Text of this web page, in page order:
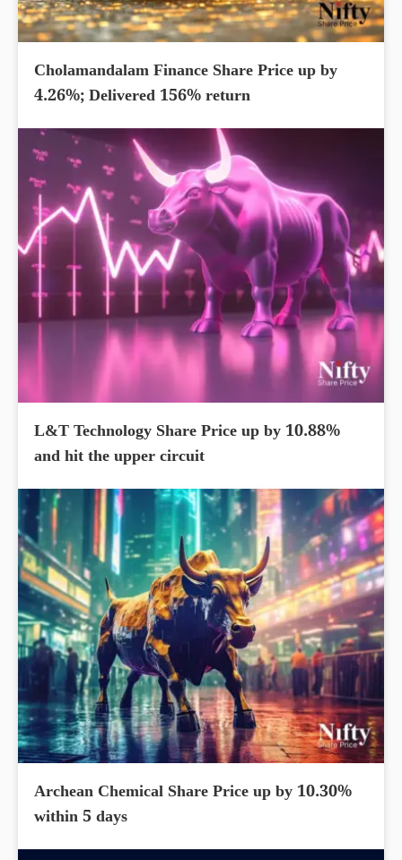
Cholamandalam Finance Share Price up by
4.26%; Delivered 156% return
L&T Technology Share Price up by 10.88%
and hit the upper circuit
Archean Chemical Share Price up by 10.30%
within 5 days